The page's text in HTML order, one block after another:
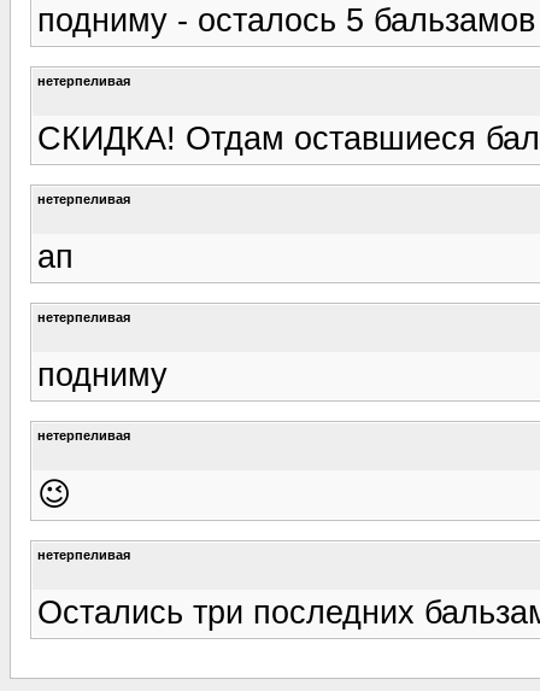
подниму - осталось 5
нетерпеливая
СКИДКА! Отдам оставшиеся
нетерпеливая
ап
нетерпеливая
подниму
нетерпеливая
😉
нетерпеливая
Остались три последних